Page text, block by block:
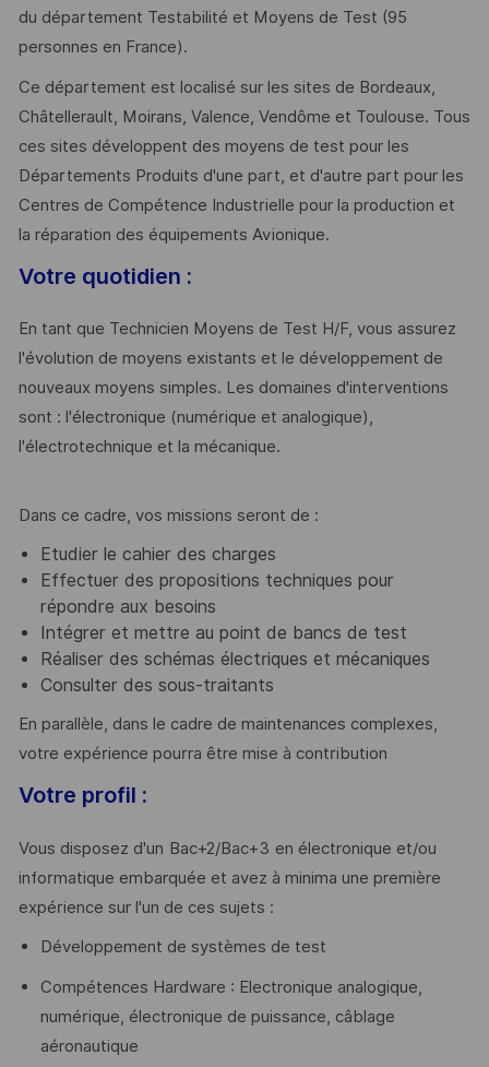
du département Testabilité et Moyens de Test (95
personnes en France).
Ce département est localisé sur les sites de Bordeaux,
Châtellerault, Moirans, Valence, Vendôme et Toulouse. Tous
ces sites développent des moyens de test pour les
Départements Produits d'une part, et d'autre part pour les
Centres de Compétence Industrielle pour la production et
la réparation des équipements Avionique.
Votre quotidien :
En tant que Technicien Moyens de Test H/F, vous assurez
l'évolution de moyens existants et le développement de
nouveaux moyens simples. Les domaines d'interventions
sont : l'électronique (numérique et analogique),
l'électrotechnique et la mécanique.
Dans ce cadre, vos missions seront de :
Etudier le cahier des charges
Effectuer des propositions techniques pour
répondre aux besoins
Intégrer et mettre au point de bancs de test
Réaliser des schémas électriques et mécaniques
Consulter des sous-traitants
En parallèle, dans le cadre de maintenances complexes,
votre expérience pourra être mise à contribution
Votre profil :
Vous disposez d'un Bac+2/Bac+3 en électronique et/ou
informatique embarquée et avez à minima une première
expérience sur l'un de ces sujets :
Développement de systèmes de test
Compétences Hardware : Electronique analogique,
numérique, électronique de puissance, câblage
aéronautique